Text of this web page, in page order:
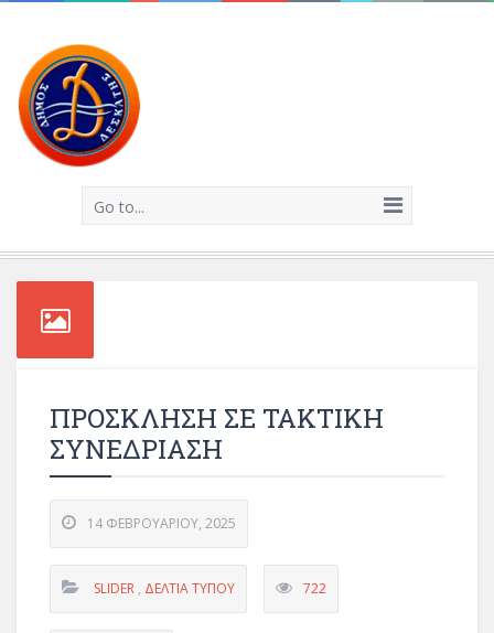
Go to...
ΠΡΟΣΚΛΗΣΗ ΣΕ ΤΑΚΤΙΚΗ
ΣΥΝΕΔΡΙΑΣΗ
14 ΦΕΒΡΟΥΑΡΊΟΥ, 2025
SLIDER , ΔΕΛΤΊΑ ΤΎΠΟΥ 722